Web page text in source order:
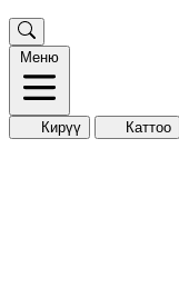
Меню
Кирүү Каттоо